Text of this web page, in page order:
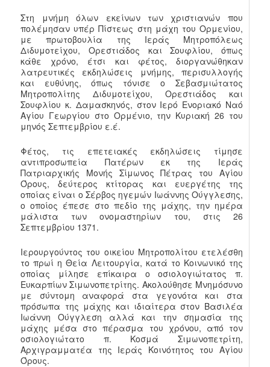
Στη μνήμη όλων εκείνων των χριστιανών που
πολέμησαν υπέρ Πίστεως στη μάχη του Ορμενίου,
με πρωτοβουλία της Ιεράς Μητροπόλεως
Διδυμοτείχου, Ορεστιάδος και Σουφλίου, όπως
κάθε χρόνο, έτσι και φέτος, διοργανώθηκαν
λατρευτικές εκδηλώσεις μνήμης, περισυλλογής
και ευθύνης, όπως τόνισε ο Σεβασμιώτατος
Μητροπολίτης Διδυμοτείχου, Ορεστιάδος και
Σουφλίου κ. Δαμασκηνός, στον Ιερό Ενοριακό Ναό
Αγίου Γεωργίου στο Ορμένιο, την Κυριακή 26 του
μηνός Σεπτεμβρίου ε.έ.
Φέτος, τις επετειακές εκδηλώσεις τίμησε
αντιπροσωπεία Πατέρων εκ της Ιεράς
Πατριαρχικής Μονής Σίμωνος Πέτρας του Αγίου
Όρους, δεύτερος κτίτορας και ευεργέτης της
οποίας είναι ο Σέρβος ηγεμών Ιωάννης Ούγγλεσης,
ο οποίος έπεσε στο πεδίο της μάχης, την ημέρα
μάλιστα των ονομαστηρίων του, στις 26
Σεπτεμβρίου 1371.
Ιερουργούντος του οικείου Μητροπολίτου ετελέσθη
το πρωί η Θεία Λειτουργία, κατά το Κοινωνικό της
οποίας μίλησε επίκαιρα ο οσιολογιώτατος π.
Ευκαρπίων Σιμωνοπετρίτης. Ακολούθησε Μνημόσυνο
με σύντομη αναφορά στα γεγονότα και στα
πρόσωπα της μάχης και ιδιαίτερα στον Βασιλέα
Ιωάννη Ούγγλεση αλλά και την σημασία της
μάχης μέσα στο πέρασμα του χρόνου, από τον
οσιολογιώτατο π. Κοσμά Σιμωνοπετρίτη,
Αρχιγραμματέα της Ιεράς Κοινότητος του Αγίου
Όρους.